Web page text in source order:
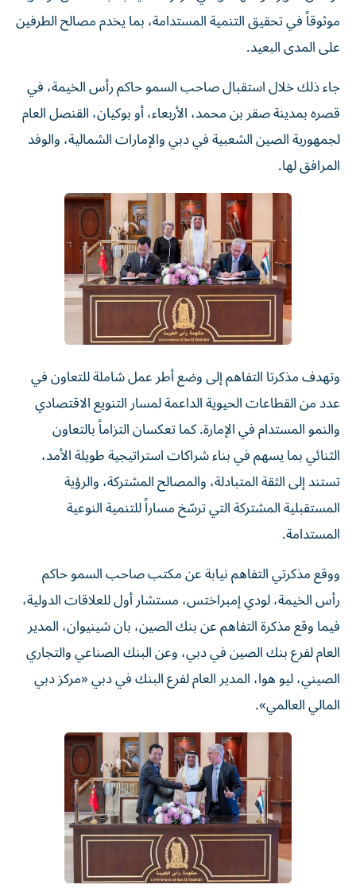
موثوقاً في تحقيق التنمية المستدامة، بما يخدم مصالح الطرفين
على المدى البعيد.
جاء ذلك خلال استقبال صاحب السمو حاكم رأس الخيمة، في
قصره بمدينة صقر بن محمد، الأربعاء، أو بوكيان، القنصل العام
لجمهورية الصين الشعبية في دبي والإمارات الشمالية، والوفد
المرافق لها.
وتهدف مذكرتا التفاهم إلى وضع أطر عمل شاملة للتعاون في
عدد من القطاعات الحيوية الداعمة لمسار التنويع الاقتصادي
والنمو المستدام في الإمارة. كما تعكسان التزاماً بالتعاون
الثنائي بما يسهم في بناء شراكات استراتيجية طويلة الأمد،
تستند إلى الثقة المتبادلة، والمصالح المشتركة، والرؤية
المستقبلية المشتركة التي ترسّخ مساراً للتنمية النوعية
المستدامة.
ووقع مذكرتي التفاهم نيابة عن مكتب صاحب السمو حاكم
رأس الخيمة، لودي إمبراختس، مستشار أول للعلاقات الدولية،
فيما وقع مذكرة التفاهم عن بنك الصين، بان شينيوان، المدير
العام لفرع بنك الصين في دبي، وعن البنك الصناعي والتجاري
الصيني، ليو هوا، المدير العام لفرع البنك في دبي «مركز دبي
المالي العالمي».